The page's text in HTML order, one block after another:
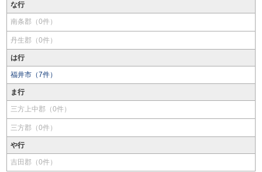
な行
南条郡（0件）
丹生郡（0件）
は行
福井市（7件）
ま行
三方上中郡（0件）
三方郡（0件）
や行
吉田郡（0件）